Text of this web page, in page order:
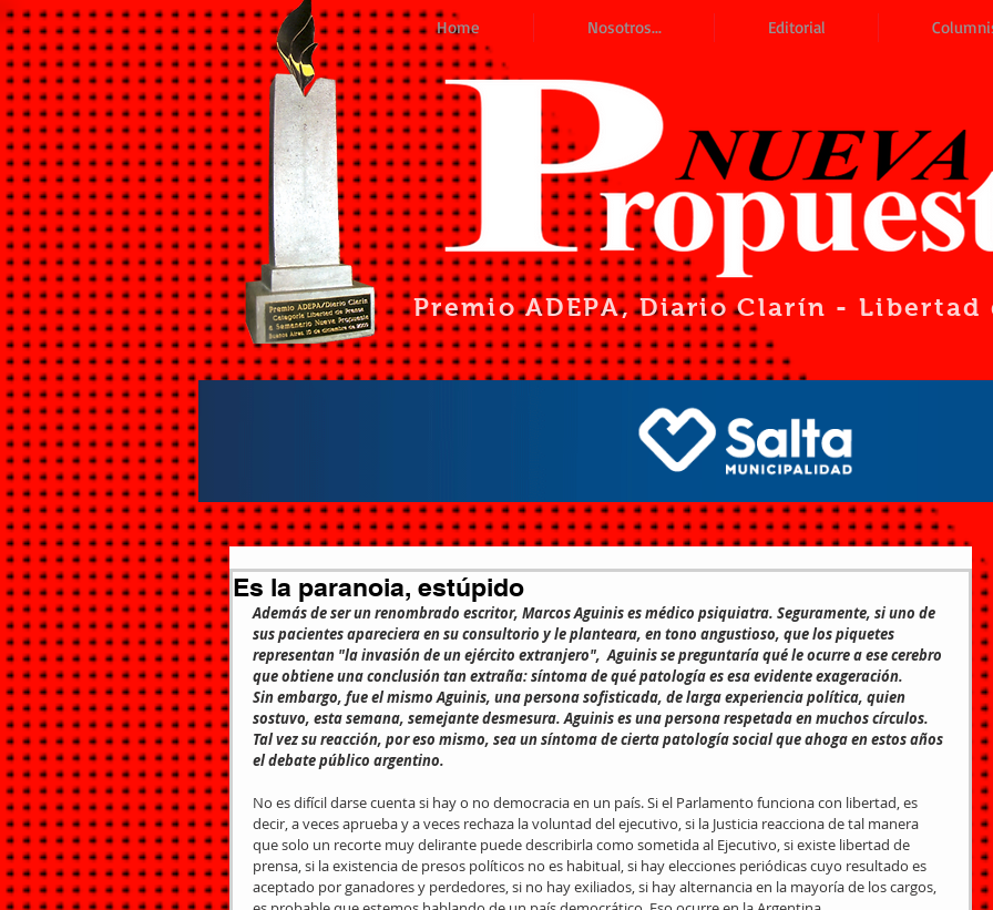
Home Nosotros... Editorial
Premio ADEPA, Diario Clarín - Libertad
Es la paranoia, estúpido
Además de ser un renombrado escritor, Marcos Aguinis es médico psiquiatra. Seguramente, si uno de
sus pacientes apareciera en su consultorio y le planteara, en tono angustioso, que los piquetes
representan "la invasión de un ejército extranjero",  Aguinis se preguntaría qué le ocurre a ese cerebro
que obtiene una conclusión tan extraña: síntoma de qué patología es esa evidente exageración.
Sin embargo, fue el mismo Aguinis, una persona sofisticada, de larga experiencia política, quien
sostuvo, esta semana, semejante desmesura. Aguinis es una persona respetada en muchos círculos.
Tal vez su reacción, por eso mismo, sea un síntoma de cierta patología social que ahoga en estos años
el debate público argentino.
No es difícil darse cuenta si hay o no democracia en un país. Si el Parlamento funciona con libertad, es
decir, a veces aprueba y a veces rechaza la voluntad del ejecutivo, si la Justicia reacciona de tal manera
que solo un recorte muy delirante puede describirla como sometida al Ejecutivo, si existe libertad de
prensa, si la existencia de presos políticos no es habitual, si hay elecciones periódicas cuyo resultado es
aceptado por ganadores y perdedores, si no hay exiliados, si hay alternancia en la mayoría de los cargos,